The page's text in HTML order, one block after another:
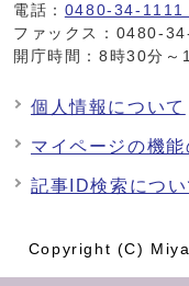
電話： 0480-34-1111
ファックス：0480-
開庁時間：8時30分～
個人情報について
マイページの機
記事ID検索につい
Copyright (C)